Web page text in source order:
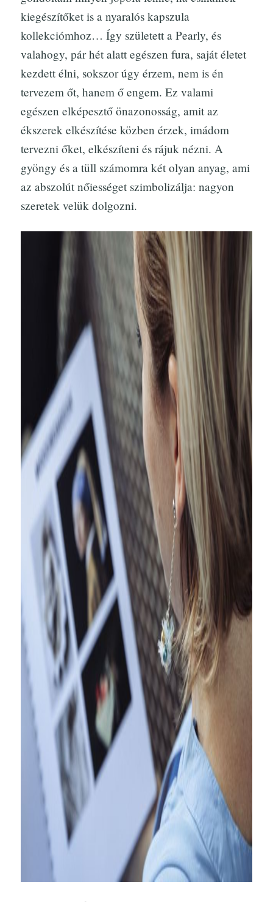
kiegészítőket is a nyaralós kapszula
kollekciómhoz… Így született a Pearly, és
valahogy, pár hét alatt egészen fura, saját életet
kezdett élni, sokszor úgy érzem, nem is én
tervezem őt, hanem ő engem. Ez valami
egészen elképesztő önazonosság, amit az
ékszerek elkészítése közben érzek, imádom
tervezni őket, elkészíteni és rájuk nézni. A
gyöngy és a tüll számomra két olyan anyag, ami
az abszolút nőiességet szimbolizálja: nagyon
szeretek velük dolgozni.